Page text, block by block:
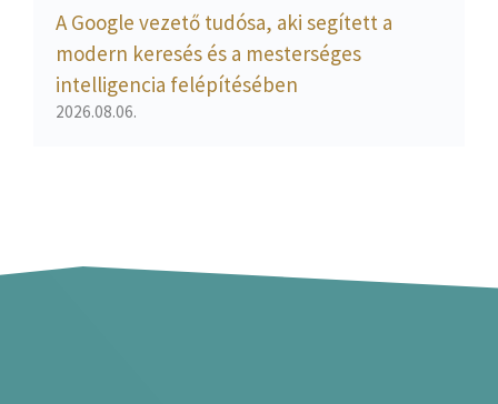
A Google vezető tudósa, aki segített a
modern keresés és a mesterséges
intelligencia felépítésében
2026.08.06.